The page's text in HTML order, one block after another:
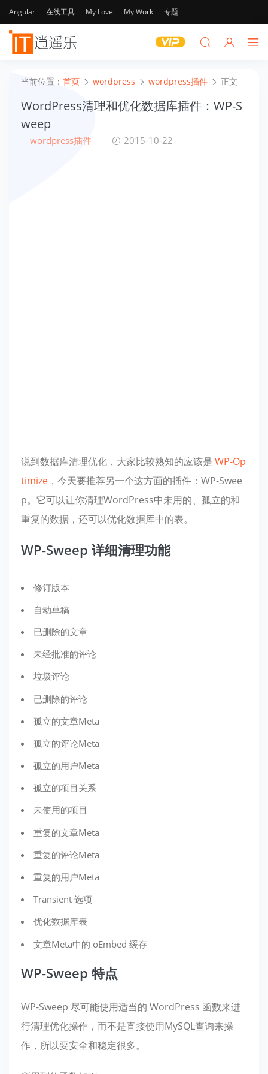
Angular 在线工具 My Love My Work 专题
当前位置： 首页 wordpress wordpress插件 正文
WordPress清理和优化数据库插件：WP-S
weep
wordpress插件 2015-10-22
说到数据库清理优化，大家比较熟知的应该是 WP-Op
timize ，今天要推荐另一个这方面的插件：WP-Swee
p。它可以让你清理WordPress中未用的、孤立的和
重复的数据，还可以优化数据库中的表。
WP-Sweep 详细清理功能
修订版本
自动草稿
已删除的文章
未经批准的评论
垃圾评论
已删除的评论
孤立的文章Meta
孤立的评论Meta
孤立的用户Meta
孤立的项目关系
未使用的项目
重复的文章Meta
重复的评论Meta
重复的用户Meta
Transient 选项
优化数据库表
文章Meta中的 oEmbed 缓存
WP-Sweep 特点
WP-Sweep 尽可能使用适当的 WordPress 函数来进
行清理优化操作，而不是直接使用MySQL查询来操
作，所以要安全和稳定很多。